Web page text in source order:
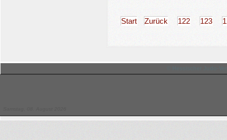
Start Zurück 122 123